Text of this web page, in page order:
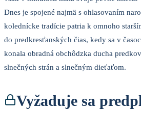
Dnes je spojené najmä s ohlasovaním
kolednícke tradície patria k omnoho
do predkresťanských čias, kedy sa v
konala obradná obchôdzka ducha
slnečných strán a slnečným dieťaťom.
Vyžaduje sa